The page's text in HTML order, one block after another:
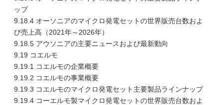
ップ
9.18.4 オーソニアのマイクロ発電セットの世界販売台数およ
び売上高（2021年～2026年）
9.18.5 アウソニアの主要ニュースおよび最新動向
9.19 コエルモ
9.19.1 コエルモの企業概要
9.19.2 コエルモの事業概要
9.19.3 コエルモのマイクロ発電セット主要製品ラインナップ
9.19.4 コーエルモ製マイクロ発電セットの世界販売台数およ